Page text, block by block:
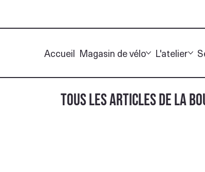
Accueil Magasin de vélo L'atelier
TOUS LES ARTICLES DE LA